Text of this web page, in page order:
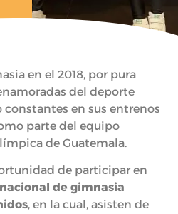
en el 2018, por pura
del deporte
constantes en sus entrenos
parte del equipo
de Guatemala.
de participar en
de gimnasia
, en la cual, asisten de